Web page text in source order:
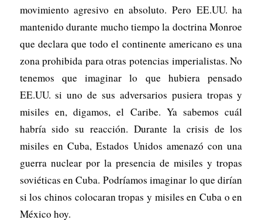
movimiento agresivo en absoluto. Pero EE.UU. ha
mantenido durante mucho tiempo la doctrina Monroe
que declara que todo el continente americano es una
zona prohibida para otras potencias imperialistas. No
tenemos que imaginar lo que hubiera pensado
EE.UU. si uno de sus adversarios pusiera tropas y
misiles en, digamos, el Caribe. Ya sabemos cuál
habría sido su reacción. Durante la crisis de los
misiles en Cuba, Estados Unidos amenazó con una
guerra nuclear por la presencia de misiles y tropas
soviéticas en Cuba. Podríamos imaginar lo que dirían
si los chinos colocaran tropas y misiles en Cuba o en
México hoy.